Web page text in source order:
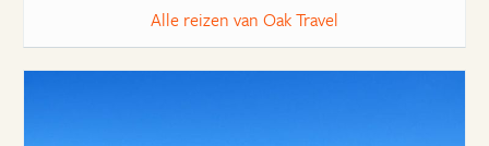
Alle reizen van Oak Travel